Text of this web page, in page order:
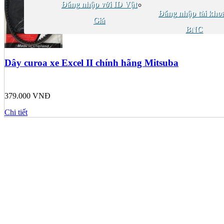
Đăng nhập với ID Vật
Giá
Đăng nhập tài
BNC
Dây curoa xe Excel II chính hãng Mitsuba
379.000 VNĐ
Chi tiết